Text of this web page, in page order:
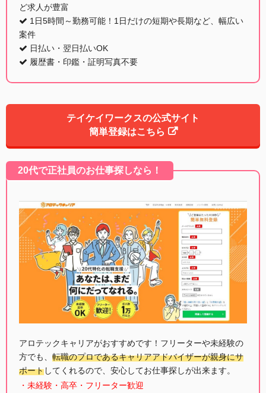
ど求人が豊富
1日5時間～勤務可能！1日だけの短期や長期など、幅広い
案件
日払い・翌日払いOK
履歴書・印鑑・証明写真不要
テイケイワークスの公式サイト
簡単登録はこちら
20代で正社員のお仕事探しなら！
アロテックキャリアがおすすめです！フリーターや未経験の
方でも、 転職のプロであるキャリアアドバイザーが親身にサ
ポートしてくれるので、安心してお仕事探しが出来ます。
・未経験・高卒・フリーター歓迎